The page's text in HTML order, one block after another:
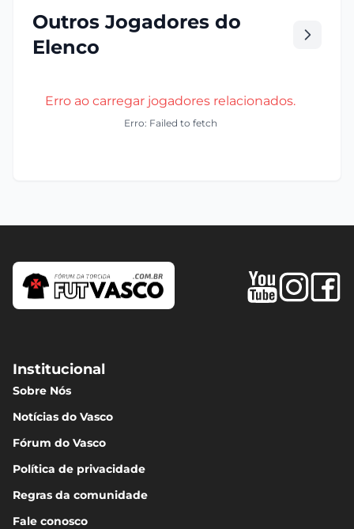
Outros Jogadores do
Elenco
Erro ao carregar jogadores relacionados.
Erro: Failed to fetch
Institucional
Sobre Nós
Notícias do Vasco
Fórum do Vasco
Política de privacidade
Regras da comunidade
Fale conosco